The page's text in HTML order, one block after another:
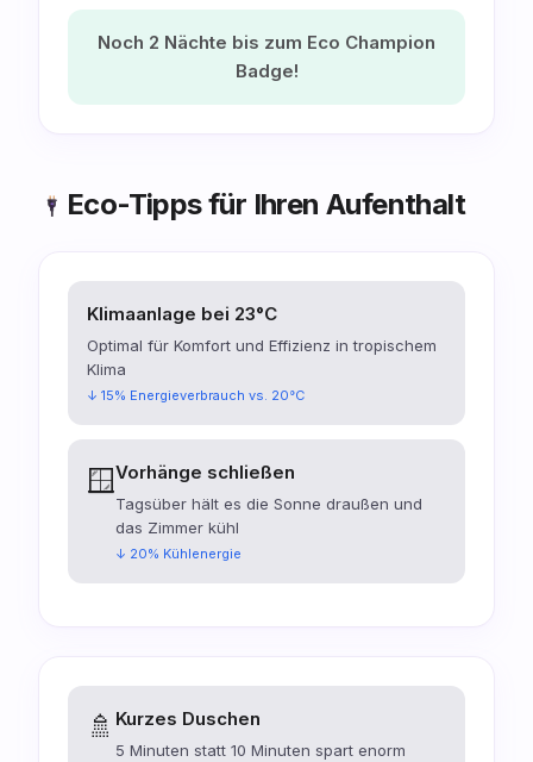
Noch 2 Nächte bis zum Eco Champion
Badge!
Eco-Tipps für Ihren Aufenthalt
Klimaanlage bei 23°C
Optimal für Komfort und Effizienz in tropischem
Klima
↓ 15% Energieverbrauch vs. 20°C
🪟Vorhänge schließen
Tagsüber hält es die Sonne draußen und
das Zimmer kühl
↓ 20% Kühlenergie
🚿 Kurzes Duschen
5 Minuten statt 10 Minuten spart enorm